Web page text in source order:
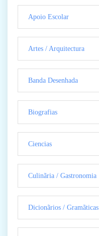
Apoio Escolar
Artes / Arquitectura
Banda Desenhada
Biografias
Ciencias
Culinãria / Gastronomia
Dicionãrios / Gramãticas